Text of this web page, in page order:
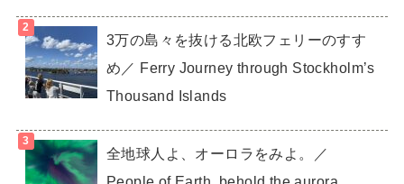
3万の島々を抜ける北欧フェリーのすす
め／ Ferry Journey through Stockholm’s
Thousand Islands
全地球人よ、オーロラをみよ。／